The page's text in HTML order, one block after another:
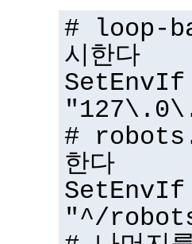
# loop-
시한다
SetEnvIf
#
한다
SetEnvIf
"^/